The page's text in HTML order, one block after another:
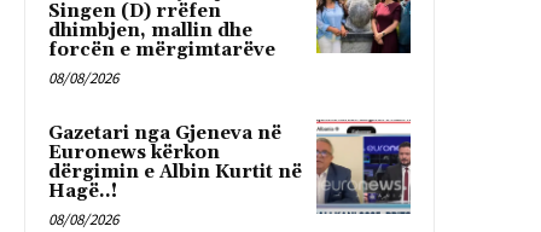
Singen (D) rrëfen
dhimbjen, mallin dhe
forcën e mërgimtarëve
08/08/2026
Gazetari nga Gjeneva në
Euronews kërkon
dërgimin e Albin Kurtit në
Hagë..!
08/08/2026